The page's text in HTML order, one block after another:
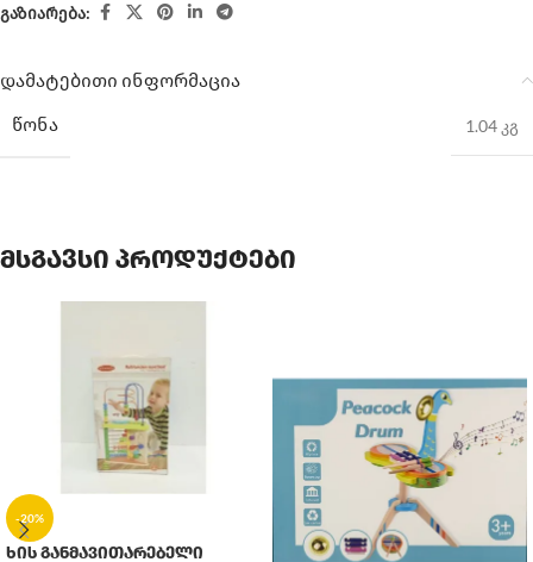
გაზიარება:
დამატებითი ინფორმაცია
ᲬᲝᲜᲐ
1.04 კგ
მსგავსი პროდუქტები
-20%
ხის განმავითარებელი